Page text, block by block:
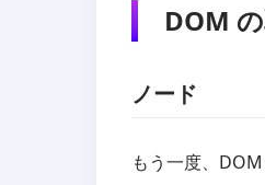
DOM
ノード
もう一度、